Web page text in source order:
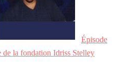
Épisode
de la fondation Idriss Stelley